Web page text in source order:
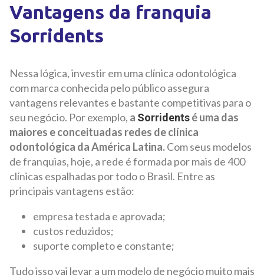
Vantagens da franquia
Sorridents
Nessa lógica, investir em uma clínica odontológica
com marca conhecida pelo público assegura
vantagens relevantes e bastante competitivas para o
seu negócio. Por exemplo, a Sorridentsé uma das
maiores e conceituadas redes de clínica
odontológica da América Latina.Com seus modelos
de franquias, hoje, a rede é formada por mais de 400
clínicas espalhadas por todo o Brasil. Entre as
principais vantagens estão:
empresa testada e aprovada;
custos reduzidos;
suporte completo e constante;
Tudo isso vai levar a um modelo de negócio muito mais